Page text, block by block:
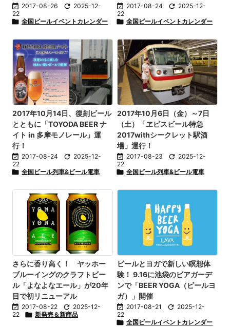
 2017-08-26  2025-12-
22
 全国ビールイベントカレンダー
 2017-08-24  2025-12-
22
 全国ビールイベントカレンダー
2017年10月14日、復刻ビール
とともに「TOYODA BEER ナ
イト in 多摩モノレール」運
行！
 2017-08-24  2025-12-
22
 全国ビール列車&ビール電車
2017年10月6日（金）～7日
（土）「ヱビスビール特急
2017withシークレット駅酒
場」運行！
 2017-08-23  2025-12-
22
 全国ビール列車&ビール電車
さらに香り高く！ ヤッホー
ブルーイングのクラフトビー
ル「よなよなエール」が20年
目で初リニューアル
 2017-08-22  2025-12-
22
 新発売＆新商品
ビールとヨガで新しい瞑想体
験！ 9.16に池袋のビアガーデ
ンで「BEER YOGA（ビールヨ
ガ）」開催
 2017-08-21  2025-12-
22
 全国ビールイベントカレンダー